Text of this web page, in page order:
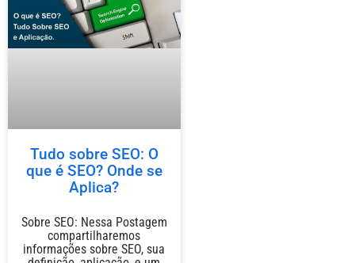
Tudo sobre SEO: O
que é SEO? Onde se
Aplica?
Sobre SEO: Nessa Postagem
compartilharemos
informações sobre SEO, sua